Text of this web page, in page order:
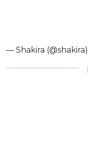
— Shakira (@shakira)